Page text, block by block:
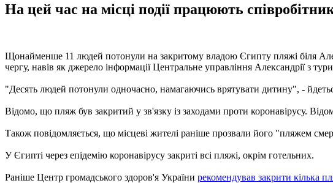
На цей час на місці події працюють
Щонайменше 11 людей потонули на закритому владою Єгипту пляжі біля
чергу, навів як джерело інформації Центральне управління Александрії з
"Десять людей потонули одночасно, намагаючись врятувати дитину", -
Відомо, що пляж був закритий у зв'язку із заходами проти коронавірусу.
Також повідомляється, що місцеві жителі раніше прозвали його "пляжем
У Єгипті через епідемію коронавірусу закриті всі пляжі, окрім готельних.
Раніше Центр громадського здоров'я України рекомендував закрити кілька